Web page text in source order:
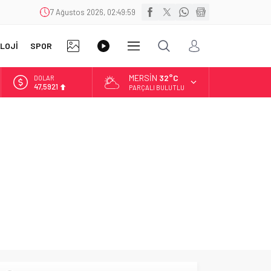
7 Ağustos 2026, 02:49:59
SPOR
GALERİGALERİ
DİĞER
DOLAR
47,5921
MERSIN 32°C
PARÇALI BULUTLU